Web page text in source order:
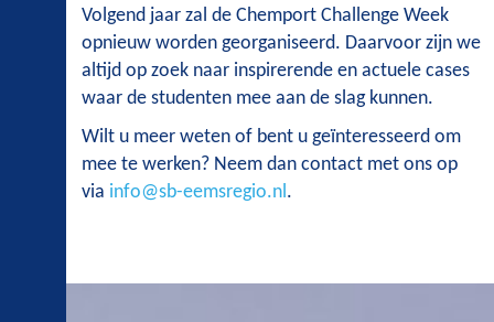
Volgend jaar zal de Chemport Challenge Week
opnieuw worden georganiseerd. Daarvoor zijn we
altijd op zoek naar inspirerende en actuele cases
waar de studenten mee aan de slag kunnen.
Wilt u meer weten of bent u geïnteresseerd om
mee te werken? Neem dan contact met ons op
via info@sb-eemsregio.nl.